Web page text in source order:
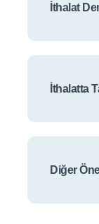
İthalat
İthalatta
Diğer